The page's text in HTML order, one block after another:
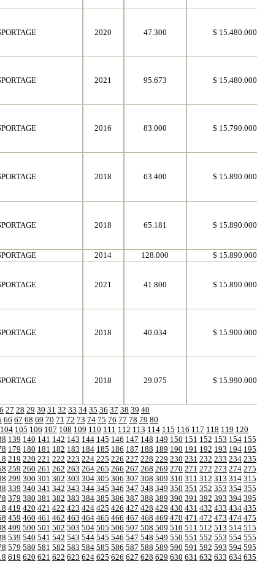
2020 47.300 $ 15.480.000
2021 95.673 $ 15.480.000
2016 83.000 $ 15.790.000
2018 63.400 $ 15.890.000
2018 65.181 $ 15.890.000
2014 128.000 $ 15.890.000
2021 41.800 $ 15.890.000
2018 40.034 $ 15.900.000
2018 29.075 $ 15.990.000
27 28 29 30 31 32 33 34 35 36 37 38 39 40
66 67 68 69 70 71 72 73 74 75 76 77 78 79 80
104 105 106 107 108 109 110 111 112 113 114 115 116 117 118 119 120
139 140 141 142 143 144 145 146 147 148 149 150 151 152 153 154 155
179 180 181 182 183 184 185 186 187 188 189 190 191 192 193 194 195
219 220 221 222 223 224 225 226 227 228 229 230 231 232 233 234 235
259 260 261 262 263 264 265 266 267 268 269 270 271 272 273 274 275
299 300 301 302 303 304 305 306 307 308 309 310 311 312 313 314 315
339 340 341 342 343 344 345 346 347 348 349 350 351 352 353 354 355
379 380 381 382 383 384 385 386 387 388 389 390 391 392 393 394 395
419 420 421 422 423 424 425 426 427 428 429 430 431 432 433 434 435
459 460 461 462 463 464 465 466 467 468 469 470 471 472 473 474 475
499 500 501 502 503 504 505 506 507 508 509 510 511 512 513 514 515
539 540 541 542 543 544 545 546 547 548 549 550 551 552 553 554 555
579 580 581 582 583 584 585 586 587 588 589 590 591 592 593 594 595
619 620 621 622 623 624 625 626 627 628 629 630 631 632 633 634 635